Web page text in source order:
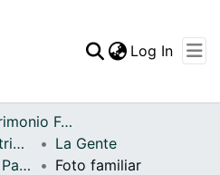
Statistics
Log In
Archivo del Patrimonio Fotográfico y Fílmico del Valle del Cauca
Fondo Archivo del Patrimonio Fotográfico y Fílmico del Valle del Cauca
La Gente
APFFVC - El Pueblo - Patrimonial
Foto familiar